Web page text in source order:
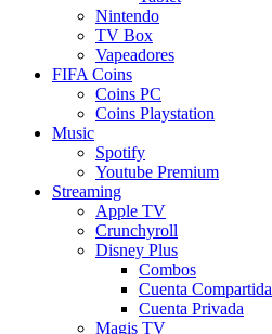
Nintendo
TV Box
Vapeadores
FIFA Coins
Coins PC
Coins Playstation
Music
Spotify
Youtube Premium
Streaming
Apple TV
Crunchyroll
Disney Plus
Combos
Cuenta Compartida
Cuenta Privada
Magis TV